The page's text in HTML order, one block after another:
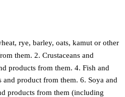
rye, barley, oats, kamut or other
them. 2. Crustaceans and
products from them. 4. Fish and
and product from them. 6. Soya and
products from them (including